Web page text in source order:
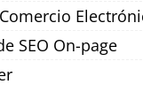
SEO On-page